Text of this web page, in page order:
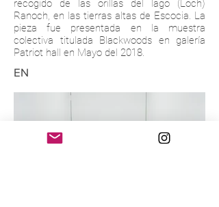
recogido de las orillas del lago (Loch)
Ranoch, en las tierras altas de Escocia. La
pieza fue presentada en la muestra
colectiva titulada Blackwoods en galería
Patriot hall en Mayo del 2018.
EN